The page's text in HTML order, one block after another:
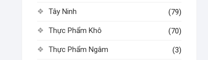
Tây Ninh (79)
Thực Phẩm Khô (70)
Thực Phẩm Ngâm (3)